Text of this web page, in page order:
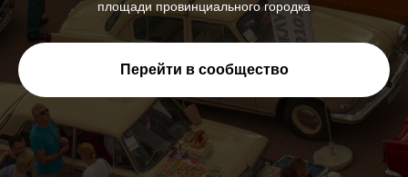
площади провинциального городка
Перейти в сообщество